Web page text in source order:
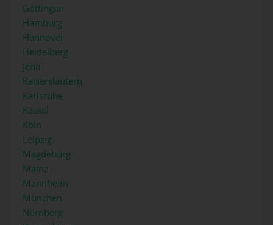
Göttingen
Hamburg
Hannover
Heidelberg
Jena
Kaiserslautern
Karlsruhe
Kassel
Köln
Leipzig
Magdeburg
Mainz
Mannheim
München
Nürnberg